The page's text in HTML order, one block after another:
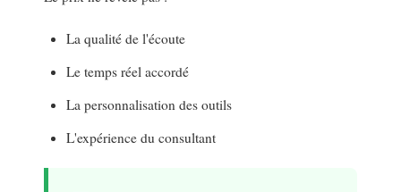
La qualité de l'écoute
Le temps réel accordé
La personnalisation des outils
L'expérience du consultant